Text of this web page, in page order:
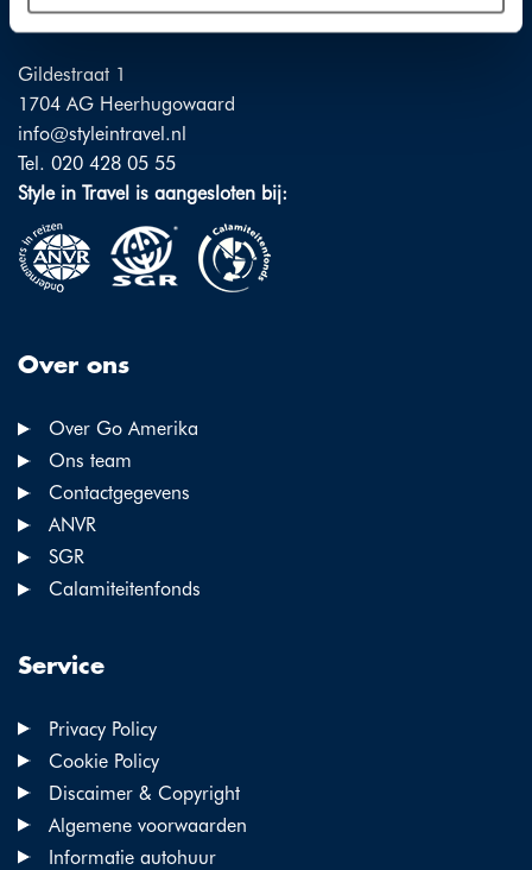
plaatsen wij enkel functionele cookies, en zal er geen
Style in Travel
Gildestraat 1
1704 AG Heerhugowaard
info@styleintravel.nl
Tel. 020 428 05 55
Style in Travel is aangesloten bij:
Over ons
Over Go Amerika
Ons team
Contactgegevens
ANVR
SGR
Calamiteitenfonds
Service
Privacy Policy
Cookie Policy
Discaimer & Copyright
Algemene voorwaarden
Informatie autohuur